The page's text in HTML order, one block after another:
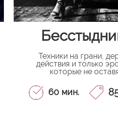
Техники на грани,
действия и только
которые не
60 мин.